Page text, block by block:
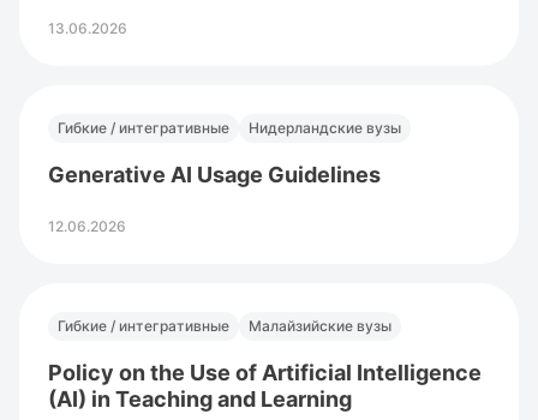
13.06.2026
Гибкие / интегративные Нидерландские вузы
Generative AI Usage Guidelines
12.06.2026
Гибкие / интегративные Малайзийские вузы
Policy on the Use of Artificial Intelligence
(AI) in Teaching and Learning